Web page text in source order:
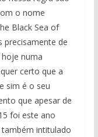
o nome
Black Sea of
precisamente de
numa
certo que a
sim é o seu
que apesar de
foi este ano
intitulado